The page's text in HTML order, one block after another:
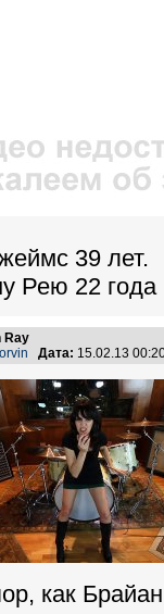
39 лет.
Рею 22 года
Ray
Дата: 15.02.13
как